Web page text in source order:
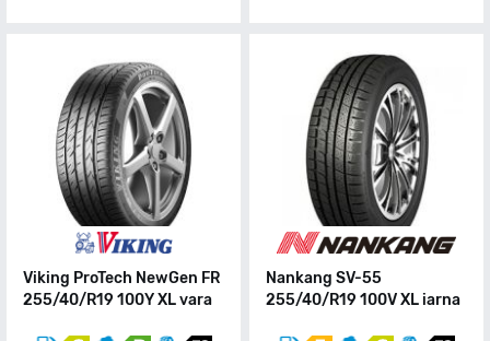
Viking ProTech NewGen FR
255/40/R19 100Y XL vara
Nankang SV-55
255/40/R19 100V XL iarna